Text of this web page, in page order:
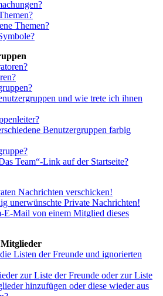
Themen?
und wie trete ich ihnen
Benutzergruppen farbig
Team“-Link auf der Startseite?
Nachrichten verschicken!
unerwünschte Private Nachrichten!
E-Mail von einem Mitglied dieses
Listen der Freunde und ignorierten
zur Liste der Freunde oder zur Liste
hinzufügen oder diese wieder aus